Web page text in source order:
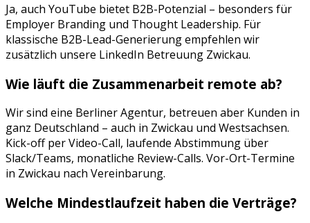
Ja, auch YouTube bietet B2B-Potenzial – besonders für
Employer Branding und Thought Leadership. Für
klassische B2B-Lead-Generierung empfehlen wir
zusätzlich unsere LinkedIn Betreuung Zwickau.
Wie läuft die Zusammenarbeit remote ab?
Wir sind eine Berliner Agentur, betreuen aber Kunden in
ganz Deutschland – auch in Zwickau und Westsachsen.
Kick-off per Video-Call, laufende Abstimmung über
Slack/Teams, monatliche Review-Calls. Vor-Ort-Termine
in Zwickau nach Vereinbarung.
Welche Mindestlaufzeit haben die Verträge?